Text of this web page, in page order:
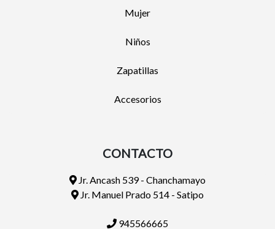
Mujer
Niños
Zapatillas
Accesorios
CONTACTO
Jr. Ancash 539 - Chanchamayo
Jr. Manuel Prado 514 - Satipo
945566665